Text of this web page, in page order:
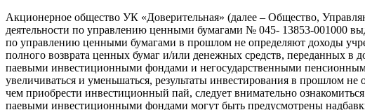
Акционерное общество УК «Доверительная» (далее – Общество,
деятельности по управлению ценными бумагами № 045- 13853-001000
по управлению ценными бумагами в прошлом не определяют доходы
полного возврата ценных бумаг и/или денежных средств, переданных в
паевыми инвестиционными фондами и негосударственными
увеличиваться и уменьшаться, результаты инвестирования в прошлом
чем приобрести инвестиционный пай, следует внимательно
паевыми инвестиционными фондами могут быть предусмотрены